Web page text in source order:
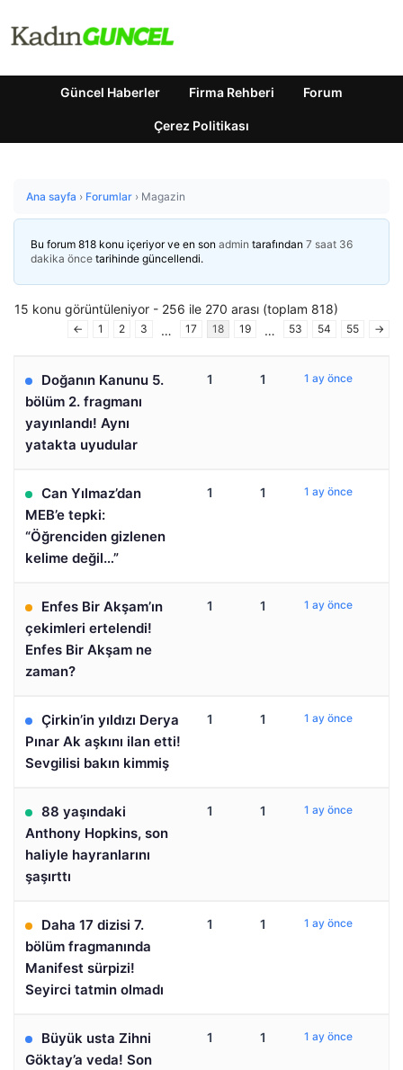
Güncel Haberler Firma Rehberi Forum
Çerez Politikası
Ana sayfa › Forumlar › Magazin
Bu forum 818 konu içeriyor ve en son admin tarafından 7 saat 36
dakika önce tarihinde güncellendi.
15 konu görüntüleniyor - 256 ile 270 arası (toplam 818)
← 1 2 3 … 17 18 19 … 53 54 55 →
Doğanın Kanunu 5.
bölüm 2. fragmanı
yayınlandı! Aynı
yatakta uyudular
1 1 1 ay önce
Can Yılmaz’dan
MEB’e tepki:
“Öğrenciden gizlenen
kelime değil…”
1 1 1 ay önce
Enfes Bir Akşam’ın
çekimleri ertelendi!
Enfes Bir Akşam ne
zaman?
1 1 1 ay önce
Çirkin’in yıldızı Derya
Pınar Ak aşkını ilan etti!
Sevgilisi bakın kimmiş
1 1 1 ay önce
88 yaşındaki
Anthony Hopkins, son
haliyle hayranlarını
şaşırttı
1 1 1 ay önce
Daha 17 dizisi 7.
bölüm fragmanında
Manifest sürpizi!
Seyirci tatmin olmadı
1 1 1 ay önce
Büyük usta Zihni
Göktay’a veda! Son
1 1 1 ay önce